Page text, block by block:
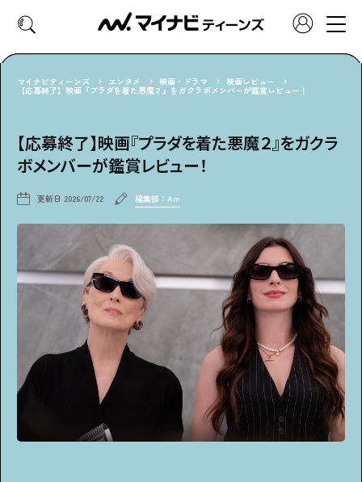
好きなカテゴリーから見る
トレンド スクールライフ
推し活 グルメ
エンタメ 診断
特集・連載 社会体験
アンケート プレゼント
マイナビティーンズ エンタメ 映画・ドラマ 映画レビュー
【応募終了】映画『プラダを着た悪魔２』をガクラボメンバーが鑑賞レビュー！
【応募終了】映画『プラダを着た悪魔２』をガクラ
ボメンバーが鑑賞レビュー！
更新日 2026/07/22 編集部：Am